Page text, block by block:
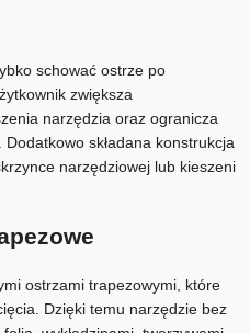
schować ostrze po
zwiększa
narzędzia oraz ogranicza
składana konstrukcja
narzędziowej lub kieszeni
ostrzami trapezowymi, które
Dzięki temu narzędzie bez